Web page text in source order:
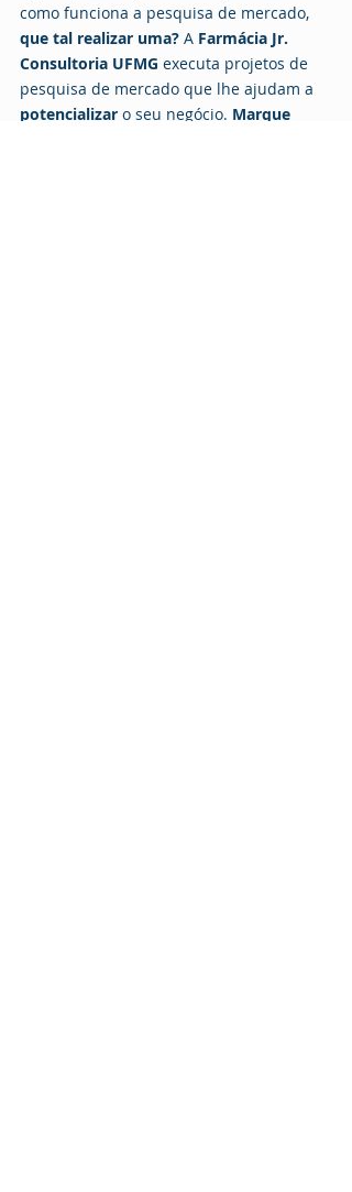
como funciona a pesquisa de mercado,
que tal realizar uma? A Farmácia Jr.
Consultoria UFMG executa projetos de
pesquisa de mercado que lhe ajudam a
potencializar o seu negócio. Marque